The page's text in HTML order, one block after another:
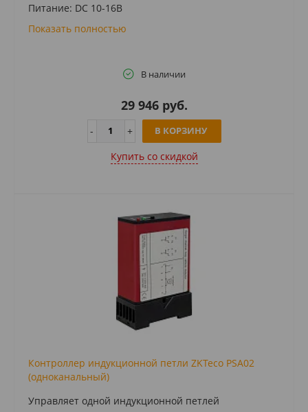
Питание: DC 10-16В
Показать полностью
В наличии
29 946 руб.
В КОРЗИНУ
Купить cо скидкой
Контроллер индукционной петли ZKTeco PSA02
(одноканальный)
Управляет одной индукционной петлей